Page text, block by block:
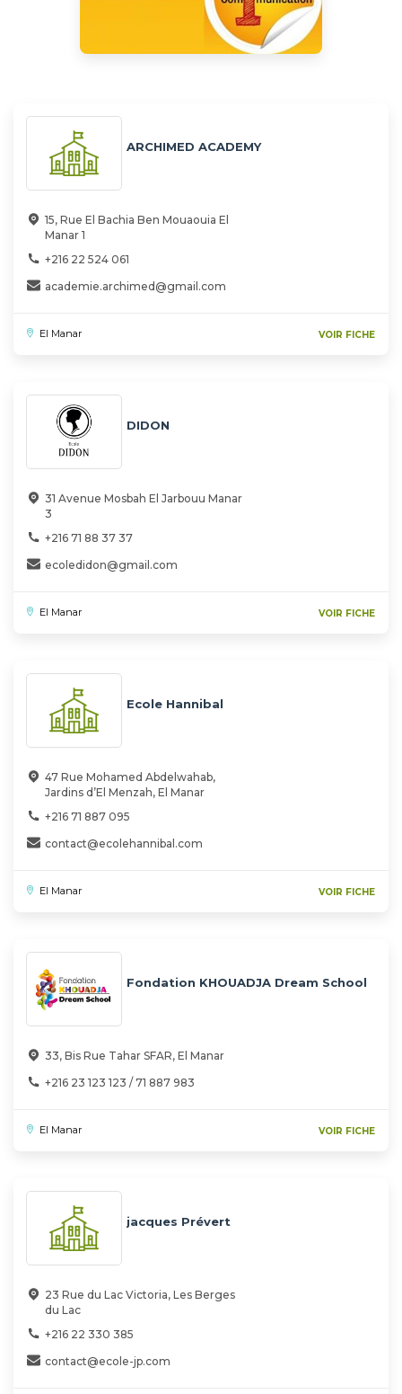
ARCHIMED ACADEMY
15, Rue El Bachia Ben Mouaouia El
Manar 1
+216 22 524 061
academie.archimed@gmail.com
El Manar VOIR FICHE
DIDON
31 Avenue Mosbah El Jarbouu Manar
3
+216 71 88 37 37
ecoledidon@gmail.com
El Manar VOIR FICHE
Ecole Hannibal
47 Rue Mohamed Abdelwahab,
Jardins d’El Menzah, El Manar
+216 71 887 095
contact@ecolehannibal.com
El Manar VOIR FICHE
Fondation KHOUADJA Dream School
33, Bis Rue Tahar SFAR, El Manar
+216 23 123 123 / 71 887 983
El Manar VOIR FICHE
jacques Prévert
23 Rue du Lac Victoria, Les Berges
du Lac
+216 22 330 385
contact@ecole-jp.com